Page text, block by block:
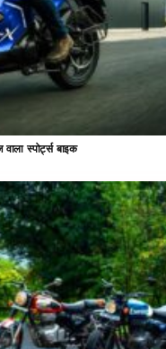
स्पोर्ट्स बाइक